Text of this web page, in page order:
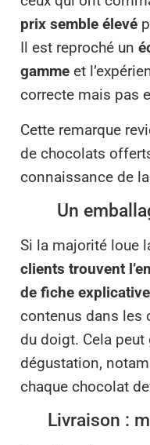
prix semble élevé
Il est reproché un
gamme et
correcte mais pas
Cette remarque
de chocolats
connaissance de
Un
Si la majorité loue
clients trouvent
de fiche explicative
contenus dans les
du doigt. Cela peut
dégustation,
chaque chocolat
Livraison :